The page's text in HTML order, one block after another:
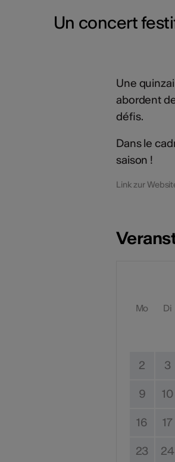
Un concert
Une
abordent
défis.
Dans le
saison !
Link zur
Mo Di
2 3
9 10
16 17
23 24